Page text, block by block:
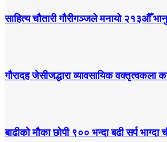
साहित्य चौतारी गौरीगञ्जले मनायो २१३औँ
गौरादह जेसीजद्धारा व्यावसायिक वक्तृत्वकला
बाढीको मौका छोपी ९०० भन्दा बढी सर्प भाग्दा